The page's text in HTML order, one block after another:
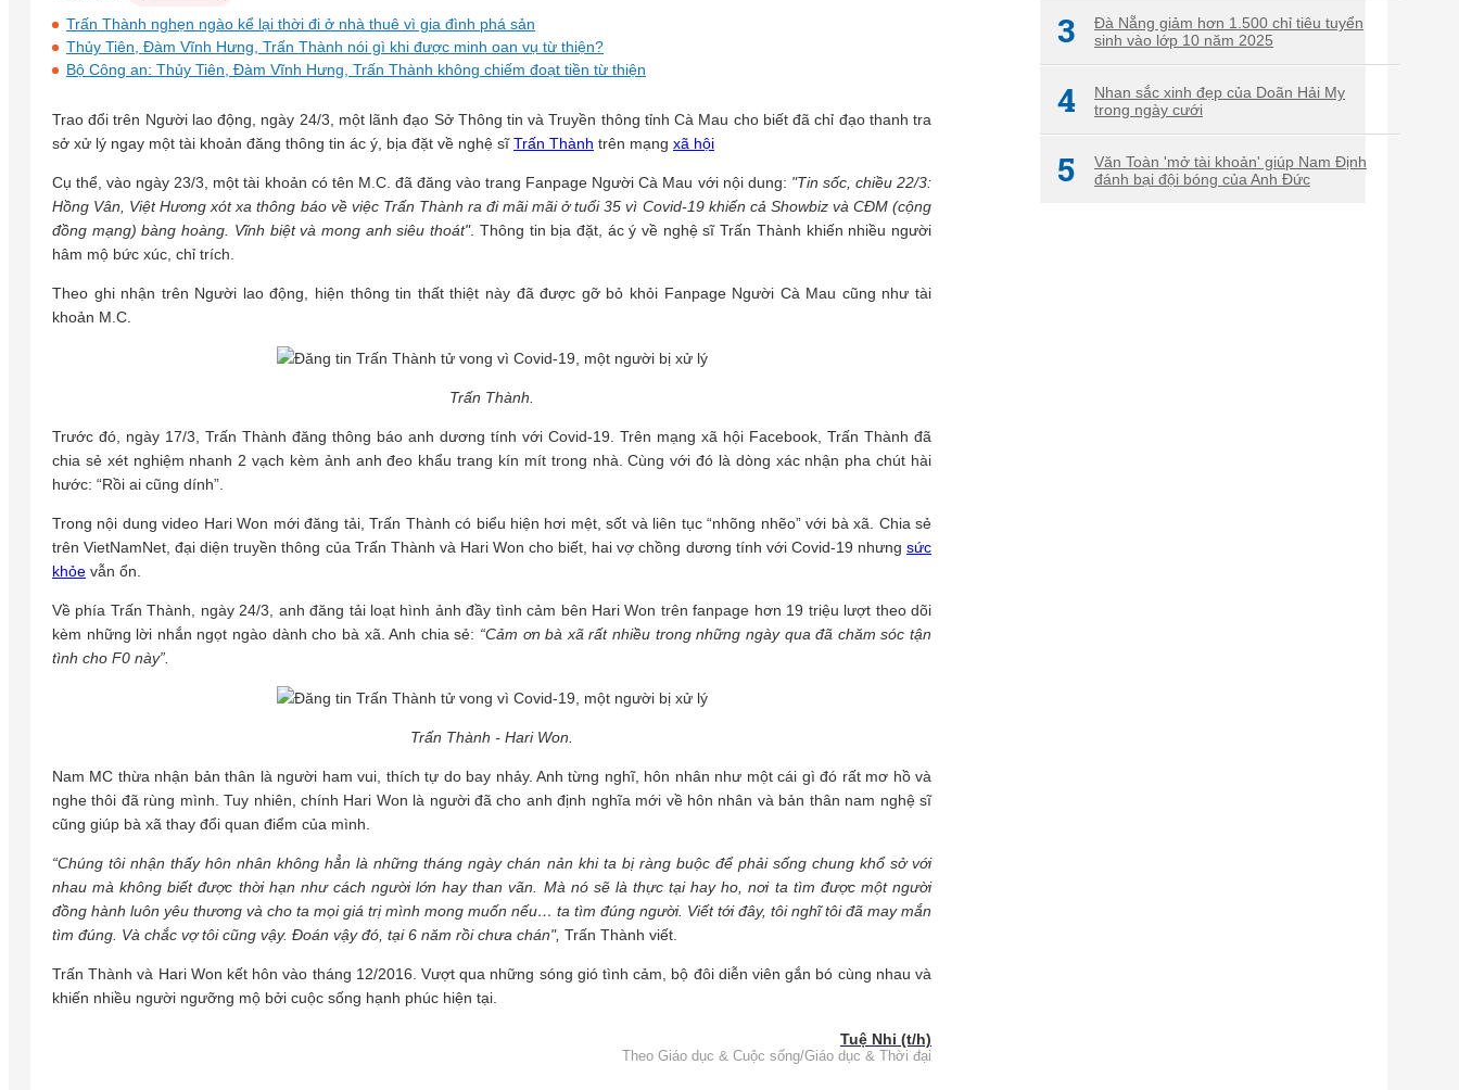
Trấn Thành nghẹn ngào kể lại thời đi ở nhà thuê vì gia đình phá sản
Thủy Tiên, Đàm Vĩnh Hưng, Trấn Thành nói gì khi được minh oan vụ từ thiện?
Bộ Công an: Thủy Tiên, Đàm Vĩnh Hưng, Trấn Thành không chiếm đoạt tiền từ thiện
Trao đổi trên Người lao động, ngày 24/3, một lãnh đạo Sở Thông tin và Truyền thông tỉnh Cà Mau cho biết đã chỉ đạo thanh tra
sở xử lý ngay một tài khoản đăng thông tin ác ý, bịa đặt về nghệ sĩTrấn Thành trên mạng xã hội
Cụ thể, vào ngày 23/3, một tài khoản có tên M.C. đã đăng vào trang Fanpage Người Cà Mau với nội dung: "Tin sốc, chiều 22/3:
Hồng Vân, Việt Hương xót xa thông báo về việc Trấn Thành ra đi mãi mãi ở tuổi 35 vì Covid-19 khiến cả Showbiz và CĐM (cộng
đồng mạng) bàng hoàng. Vĩnh biệt và mong anh siêu thoát". Thông tin bịa đặt, ác ý về nghệ sĩ Trấn Thành khiến nhiều người
hâm mộ bức xúc, chỉ trích.
Theo ghi nhận trên Người lao động, hiện thông tin thất thiệt này đã được gỡ bỏ khỏi Fanpage Người Cà Mau cũng như tài
khoản M.C.
Trấn Thành.
Trước đó, ngày 17/3, Trấn Thành đăng thông báo anh dương tính với Covid-19. Trên mạng xã hội Facebook, Trấn Thành đã
chia sẻ xét nghiệm nhanh 2 vạch kèm ảnh anh đeo khẩu trang kín mít trong nhà. Cùng với đó là dòng xác nhận pha chút hài
hước: “Rồi ai cũng dính”.
Trong nội dung video Hari Won mới đăng tải, Trấn Thành có biểu hiện hơi mệt, sốt và liên tục “nhõng nhẽo” với bà xã. Chia sẻ
trên VietNamNet, đại diện truyền thông của Trấn Thành và Hari Won cho biết, hai vợ chồng dương tính với Covid-19 nhưng sức
khỏe vẫn ổn.
Về phía Trấn Thành, ngày 24/3, anh đăng tải loạt hình ảnh đầy tình cảm bên Hari Won trên fanpage hơn 19 triệu lượt theo dõi
kèm những lời nhắn ngọt ngào dành cho bà xã. Anh chia sẻ: “Cảm ơn bà xã rất nhiều trong những ngày qua đã chăm sóc tận
tình cho F0 này”.
Trấn Thành - Hari Won.
Nam MC thừa nhận bản thân là người ham vui, thích tự do bay nhảy. Anh từng nghĩ, hôn nhân như một cái gì đó rất mơ hồ và
nghe thôi đã rùng mình. Tuy nhiên, chính Hari Won là người đã cho anh định nghĩa mới về hôn nhân và bản thân nam nghệ sĩ
cũng giúp bà xã thay đổi quan điểm của mình.
“Chúng tôi nhận thấy hôn nhân không hẳn là những tháng ngày chán nản khi ta bị ràng buộc để phải sống chung khổ sở với
nhau mà không biết được thời hạn như cách người lớn hay than vãn. Mà nó sẽ là thực tại hay ho, nơi ta tìm được một người
đồng hành luôn yêu thương và cho ta mọi giá trị mình mong muốn nếu… ta tìm đúng người. Viết tới đây, tôi nghĩ tôi đã may mắn
tìm đúng. Và chắc vợ tôi cũng vậy. Đoán vậy đó, tại 6 năm rồi chưa chán", Trấn Thành viết.
Trấn Thành và Hari Won kết hôn vào tháng 12/2016. Vượt qua những sóng gió tình cảm, bộ đôi diễn viên gắn bó cùng nhau và
khiến nhiều người ngưỡng mộ bởi cuộc sống hạnh phúc hiện tại.
Tuệ Nhi (t/h)
Theo Giáo dục & Cuộc sống/Giáo dục & Thời đại
3
Đà Nẵng giảm hơn 1.500 chỉ tiêu tuyển
sinh vào lớp 10 năm 2025
4
Nhan sắc xinh đẹp của Doãn Hải My
trong ngày cưới
5
Văn Toàn 'mở tài khoản' giúp Nam Định
đánh bại đội bóng của Anh Đức